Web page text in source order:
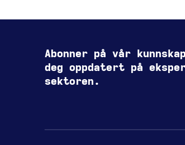
Abonner på vår
deg oppdatert på
sektoren.